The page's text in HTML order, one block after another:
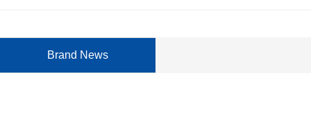
Brand News